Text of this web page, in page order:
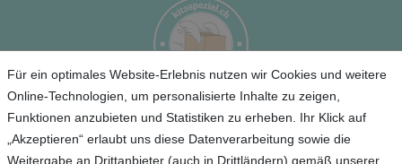
Für ein optimales Website-Erlebnis nutzen wir Cookies und weitere
Online-Technologien, um personalisierte Inhalte zu zeigen,
Funktionen anzubieten und Statistiken zu erheben. Ihr Klick auf
„Akzeptieren“ erlaubt uns diese Datenverarbeitung sowie die
Weitergabe an Drittanbieter (auch in Drittländern) gemäß unserer
Service